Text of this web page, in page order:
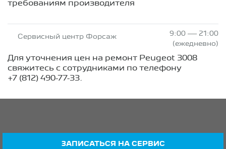
требованиям производителя
Сервисный центр Форсаж
9:00 — 21:00
(ежедневно)
Для уточнения цен на ремонт Peugeot 3008
свяжитесь с сотрудниками по телефону
+7 (812) 490-77-33
ЗАПИСАТЬСЯ НА СЕРВИС